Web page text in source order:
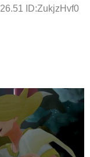
ID:ZukjzHvf0